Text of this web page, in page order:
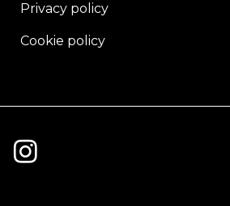
Privacy policy
Cookie policy